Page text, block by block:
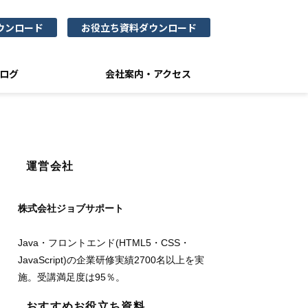
ンロード お役立ち資料ダウンロード
グ 会社案内・アクセス
運営会社
株式会社ジョブサポート
Java・フロントエンド(HTML5・CSS・
JavaScript)の企業研修実績2700名以上を実
施。受講満足度は95％。